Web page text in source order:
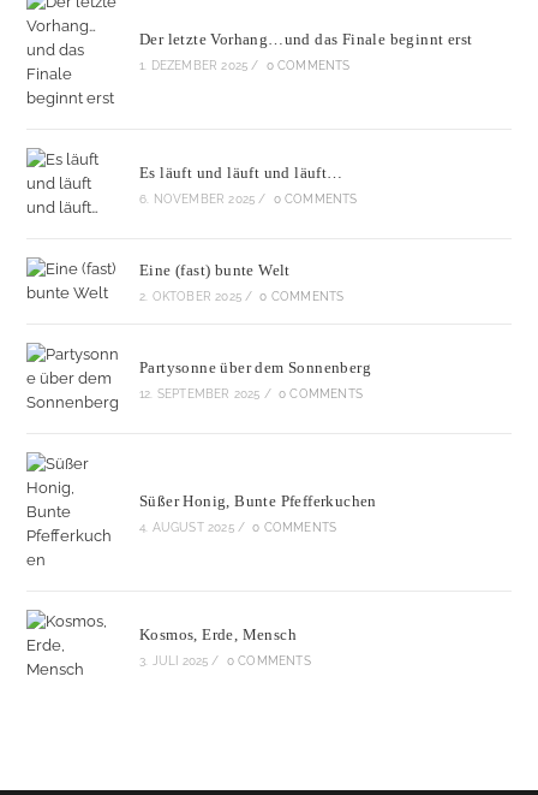
Der letzte Vorhang…und das Finale beginnt erst
1. DEZEMBER 2025 / 0 COMMENTS
Es läuft und läuft und läuft…
6. NOVEMBER 2025 / 0 COMMENTS
Eine (fast) bunte Welt
2. OKTOBER 2025 / 0 COMMENTS
Partysonne über dem Sonnenberg
12. SEPTEMBER 2025 / 0 COMMENTS
Süßer Honig, Bunte Pfefferkuchen
4. AUGUST 2025 / 0 COMMENTS
Kosmos, Erde, Mensch
3. JULI 2025 / 0 COMMENTS